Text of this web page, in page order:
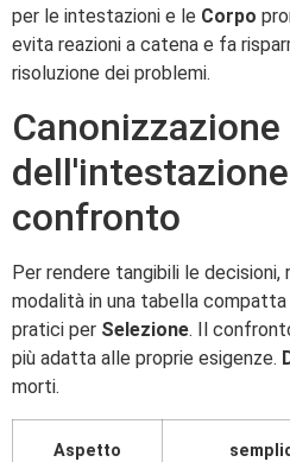
per le intestazioni e le Corpo
evita reazioni a catena e fa
risoluzione dei problemi.
Canonizzazione
confronto
Per rendere tangibili le
modalità in una tabella
pratici per Selezione. Il
più adatta alle proprie esigenze.
morti.
Aspetto